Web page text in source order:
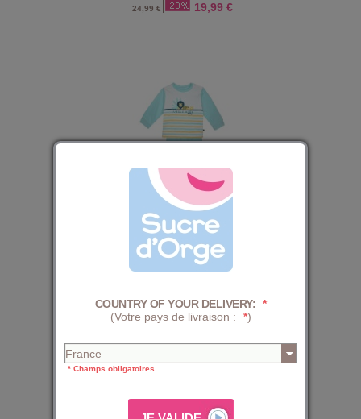
24,99 € 19,99 €
PYJAMA 2 PIECES HILAIRE LONG ENFANT
24,99 € 19,99 €
COUNTRY OF YOUR DELIVERY: *
(Votre pays de livraison :
*)
* Champs obligatoires